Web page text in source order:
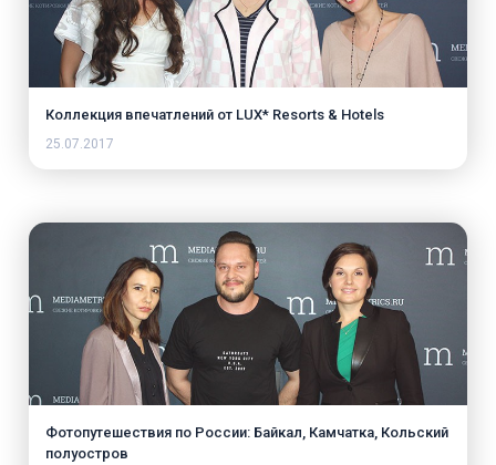
Коллекция впечатлений от LUX* Resorts & Hotels
25.07.2017
Фотопутешествия по России: Байкал, Камчатка, Кольский
полуостров